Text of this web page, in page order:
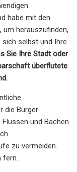
habe mit den
herauszufinden,
sich selbst und Ihre
Sie Ihre Stadt oder
überflutete
die Bürger
und Bächen
zu vermeiden.
fern.